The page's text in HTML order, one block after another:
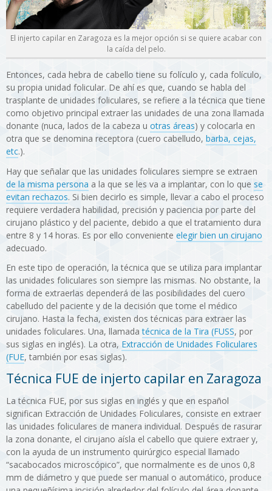
El injerto capilar en Zaragoza es la mejor opción si se quiere acabar con
la caída del pelo.
Entonces, cada hebra de cabello tiene su folículo y, cada folículo,
su propia unidad folicular. De ahí es que, cuando se habla del
trasplante de unidades foliculares, se refiere a la técnica que tiene
como objetivo principal extraer las unidades de una zona llamada
donante (nuca, lados de la cabeza u otras áreas) y colocarla en
otra que se denomina receptora (cuero cabelludo, barba, cejas,
etc.).
Hay que señalar que las unidades foliculares siempre se extraen
de la misma persona a la que se les va a implantar, con lo que se
evitan rechazos. Si bien decirlo es simple, llevar a cabo el proceso
requiere verdadera habilidad, precisión y paciencia por parte del
cirujano plástico y del paciente, debido a que el tratamiento dura
entre 8 y 14 horas. Es por ello conveniente elegir bien un cirujano
adecuado.
En este tipo de operación, la técnica que se utiliza para implantar
las unidades foliculares son siempre las mismas. No obstante, la
forma de extraerlas dependerá de las posibilidades del cuero
cabelludo del paciente y de la decisión que tome el médico
cirujano. Hasta la fecha, existen dos técnicas para extraer las
unidades foliculares. Una, llamadatécnica de la Tira (FUSS, por
sus siglas en inglés). La otra, Extracción de Unidades Foliculares
(FUE, también por esas siglas).
Técnica FUE de injerto capilar en Zaragoza
La técnica FUE, por sus siglas en inglés y que en español
significan Extracción de Unidades Foliculares, consiste en extraer
las unidades foliculares de manera individual. Después de rasurar
la zona donante, el cirujano aísla el cabello que quiere extraer y,
con la ayuda de un instrumento quirúrgico especial llamado
“sacabocados microscópico”, que normalmente es de unos 0,8
mm de diámetro y que puede ser manual o automático, produce